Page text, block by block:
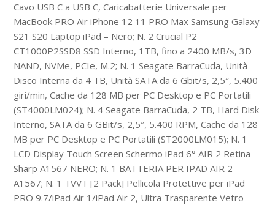
Cavo USB C a USB C, Caricabatterie Universale per
MacBook PRO Air iPhone 12 11 PRO Max Samsung Galaxy
S21 S20 Laptop iPad – Nero; N. 2 Crucial P2
CT1000P2SSD8 SSD Interno, 1TB, fino a 2400 MB/s, 3D
NAND, NVMe, PCIe, M.2; N. 1 Seagate BarraCuda, Unità
Disco Interna da 4 TB, Unità SATA da 6 Gbit/s, 2,5″, 5.400
giri/min, Cache da 128 MB per PC Desktop e PC Portatili
(ST4000LM024); N. 4 Seagate BarraCuda, 2 TB, Hard Disk
Interno, SATA da 6 GBit/s, 2,5″, 5.400 RPM, Cache da 128
MB per PC Desktop e PC Portatili (ST2000LM015); N. 1
LCD Display Touch Screen Schermo iPad 6° AIR 2 Retina
Sharp A1567 NERO; N. 1 BATTERIA PER IPAD AIR 2
A1567; N. 1 TVVT [2 Pack] Pellicola Protettive per iPad
PRO 9.7/iPad Air 1/iPad Air 2, Ultra Trasparente Vetro